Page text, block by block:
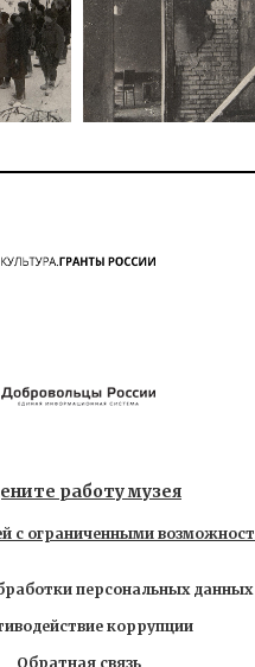
работу музея
с ограниченными
персональных данных
коррупции
Обратная связь